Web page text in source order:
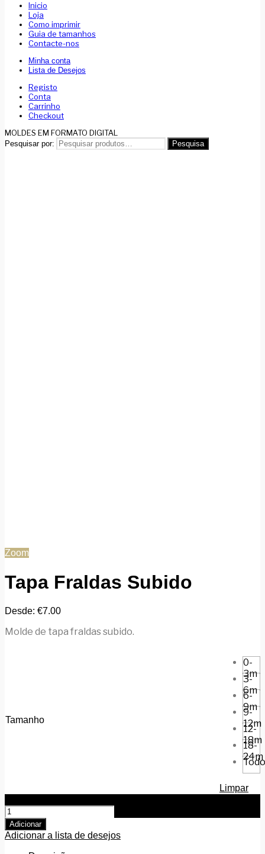
Inicio
Loja
Como imprimir
Guia de tamanhos
Contacte-nos
Minha conta
Lista de Desejos
Registo
Conta
Carrinho
Checkout
MOLDES EM FORMATO DIGITAL
Pesquisar por: Pesquisa
Zoom
Tapa Fraldas Subido
Desde: €7.00
Molde de tapa fraldas subido.
Tamanho
0-
3m
3-
6m
6-
9m
9-
12m
12-
18m
18-
24m
Limpar
Adicionar
Adicionar a lista de desejos